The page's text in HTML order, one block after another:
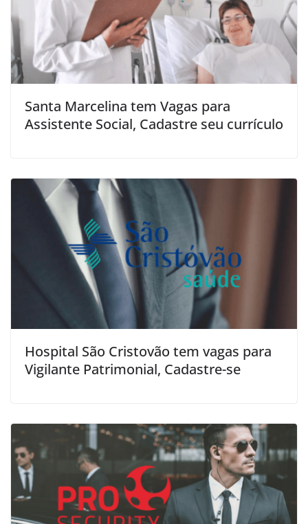
Santa Marcelina tem Vagas para
Assistente Social, Cadastre seu currículo
Hospital São Cristovão tem vagas para
Vigilante Patrimonial, Cadastre-se